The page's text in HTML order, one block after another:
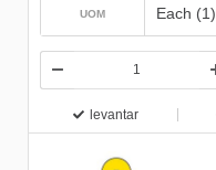
UOM Each (1)
levantar